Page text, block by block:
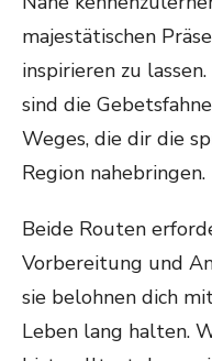
majestätischen
inspirieren zu
sind die
Weges, die dir die
Region nahebringen.
Beide Routen
Vorbereitung und
sie belohnen dich
Leben lang halten.